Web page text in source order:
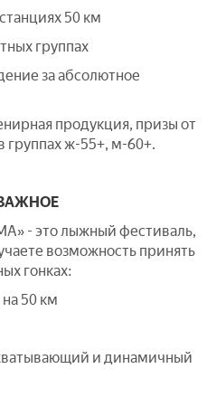
50 км
группах
за абсолютное
продукция, призы от
группах ж-55+, м-60+.
- это лыжный фестиваль,
возможность принять
гонках:
50 км
и динамичный